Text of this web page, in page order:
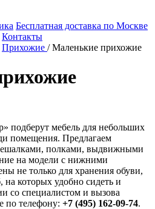
Бесплатная доставка по Москве
Контакты
Прихожие /Маленькие прихожие
подберут мебель для небольших
помещения. Предлагаем
полками, выдвижными
на модели с нижними
не только для хранения обуви,
которых удобно сидеть и
со специалистом и вызова
по телефону: +7 (495) 162-09-74.